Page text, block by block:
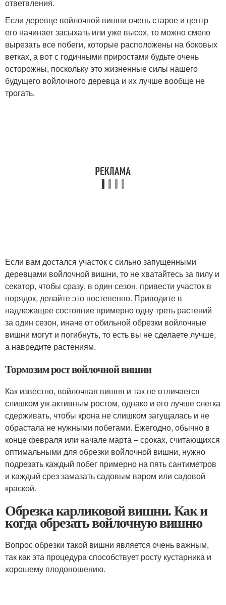
ответвления.
Если деревце войлочной вишни очень старое и центр
его начинает засыхать или уже высох, то можно смело
вырезать все побеги, которые расположены на боковых
ветках, а вот с годичными приростами будьте очень
осторожны, поскольку это жизненные силы нашего
будущего войлочного деревца и их лучше вообще не
трогать.
Если вам достался участок с сильно запущенными
деревцами войлочной вишни, то не хватайтесь за пилу и
секатор, чтобы сразу, в один сезон, привести участок в
порядок, делайте это постепенно. Приводите в
надлежащее состояние примерно одну треть растений
за один сезон, иначе от обильной обрезки войлочные
вишни могут и погибнуть, то есть вы не сделаете лучше,
а навредите растениям.
Тормозим рост войлочной вишни
Как известно, войлочная вишня и так не отличается
слишком уж активным ростом, однако и его лучше слегка
сдерживать, чтобы крона не слишком загущалась и не
обрастала не нужными побегами. Ежегодно, обычно в
конце февраля или начале марта – сроках, считающихся
оптимальными для обрезки войлочной вишни, нужно
подрезать каждый побег примерно на пять сантиметров
и каждый срез замазать садовым варом или садовой
краской.
Обрезка карликовой вишни. Как и
когда обрезать войлочную вишню
Вопрос обрезки такой вишни является очень важным,
так как эта процедура способствует росту кустарника и
хорошему плодоношению.